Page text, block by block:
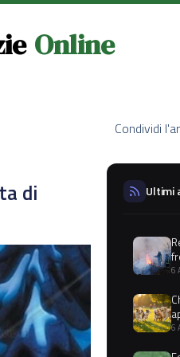
Online
di
Condividi
Ultimi
6
6